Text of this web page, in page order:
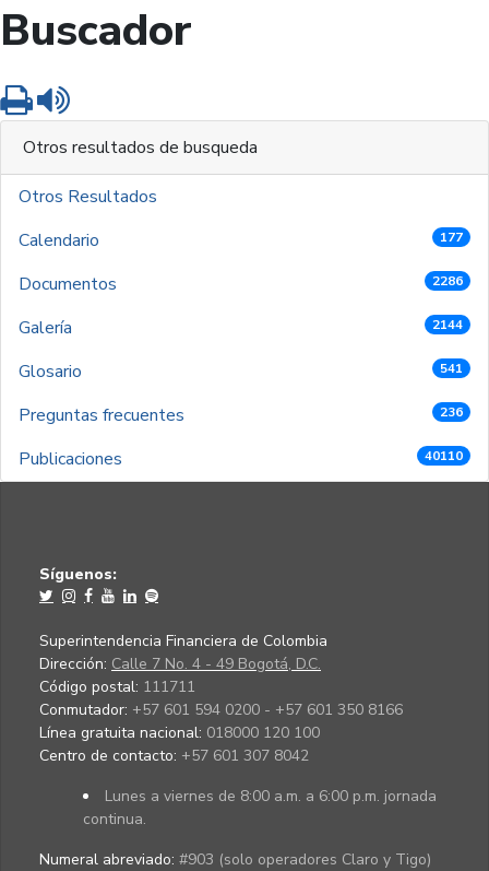
Buscador
Imprimir
Otros resultados de busqueda
Otros Resultados
Calendario
177
Documentos 2286
Galería 2144
Glosario 541
Preguntas frecuentes 236
Publicaciones 40110
Síguenos:
Superintendencia Financiera de Colombia
Dirección: Calle 7 No. 4 - 49 Bogotá, D.C.
Código postal: 111711
Conmutador: +57 601 594 0200 - +57 601 350 8166
Línea gratuita nacional: 018000 120 100
Centro de contacto: +57 601 307 8042
Lunes a viernes de 8:00 a.m. a 6:00 p.m. jornada
continua.
Numeral abreviado: #903 (solo operadores Claro y Tigo)